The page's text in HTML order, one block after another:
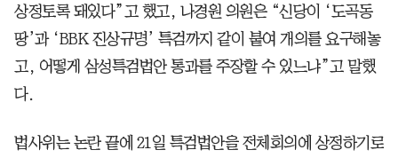
상정토록 돼있다”고 했고, 나경원 의원은 “신당이 ‘도곡동
땅’과 ‘BBK 진상규명’ 특검까지 같이 붙여 개의를 요구해놓
고, 어떻게 삼성특검법안 통과를 주장할 수 있느냐”고 말했
다.
법사위는 논란 끝에 21일 특검법안을 전체회의에 상정하기로